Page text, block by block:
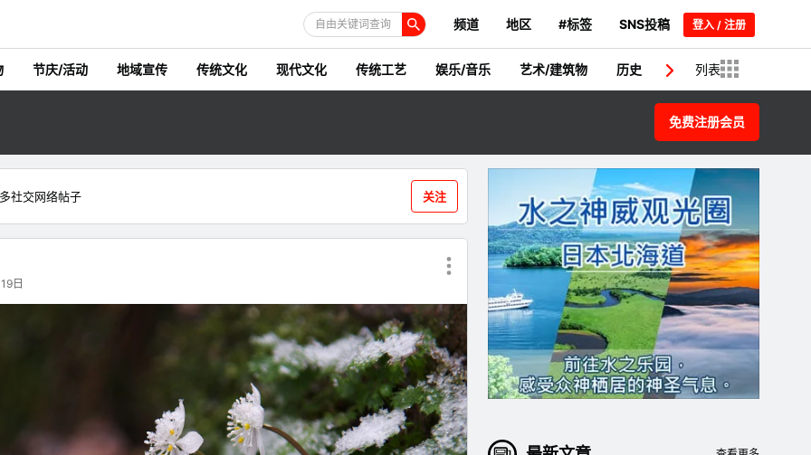
自由关键词查询 频道 地区 #标签 SNS投稿 登入 / 注册
节庆/活动 地域宣传 传统文化 现代文化 传统工艺 娱乐/音乐 艺术/建筑物 历史 日本人/名人
列表
免费注册会员
社交网络帖子 关注
日